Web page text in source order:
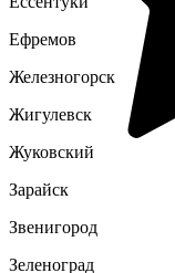
Ефремов
Железногорск
Жигулевск
Жуковский
Зарайск
Звенигород
Зеленоград